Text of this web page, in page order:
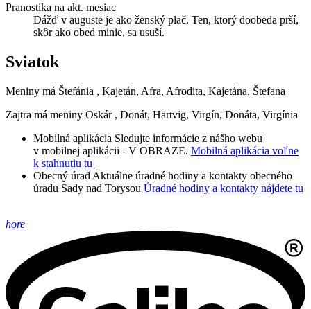
Pranostika na akt. mesiac
Dážď v auguste je ako ženský plač. Ten, ktorý doobeda prší,
skôr ako obed minie, sa usuší.
Sviatok
Meniny má Štefánia , Kajetán, Afra, Afrodita, Kajetána, Štefana
Zajtra má meniny Oskár , Donát, Hartvig, Virgín, Donáta, Virgínia
Mobilná aplikácia Sledujte informácie z nášho webu
v mobilnej aplikácii - V OBRAZE. Mobilná aplikácia voľne
k stahnutiu tu
Obecný úrad Aktuálne úradné hodiny a kontakty obecného
úradu Sady nad Torysou Úradné hodiny a kontakty nájdete tu
hore